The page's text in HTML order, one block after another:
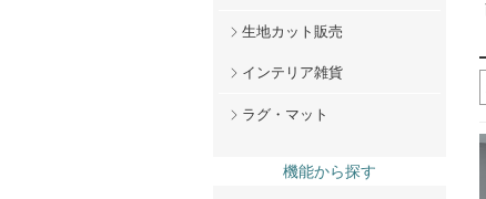
生地カット販売
インテリア雑貨
ラグ・マット
機能から探す